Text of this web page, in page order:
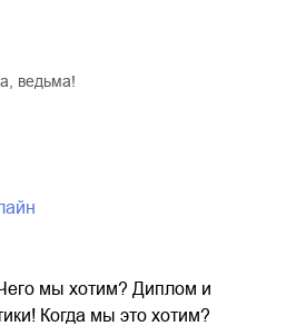
ведьма!
мы хотим? Диплом и
Когда мы это хотим?